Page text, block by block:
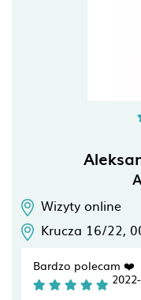
Wizyty online
Krucza 16/22,
Bardzo polecam ❤️